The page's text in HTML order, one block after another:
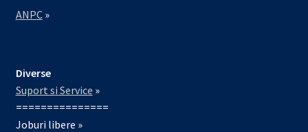
ANPC»
Diverse
Suport si Service »
===============
Joburi libere »